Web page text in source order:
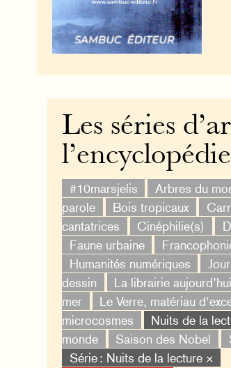
Les séries
#10marsjelis Arbres du
parole
Bois tropicaux
cantatrices
Cinéphilie(s)
Faune urbaine
Humanités numériques
dessin
La librairie aujourd’hui
mer
Le Verre, matériau
microcosmes
Nuits de la
monde
Saison des Nobel
Série : Nuits de la lecture ×